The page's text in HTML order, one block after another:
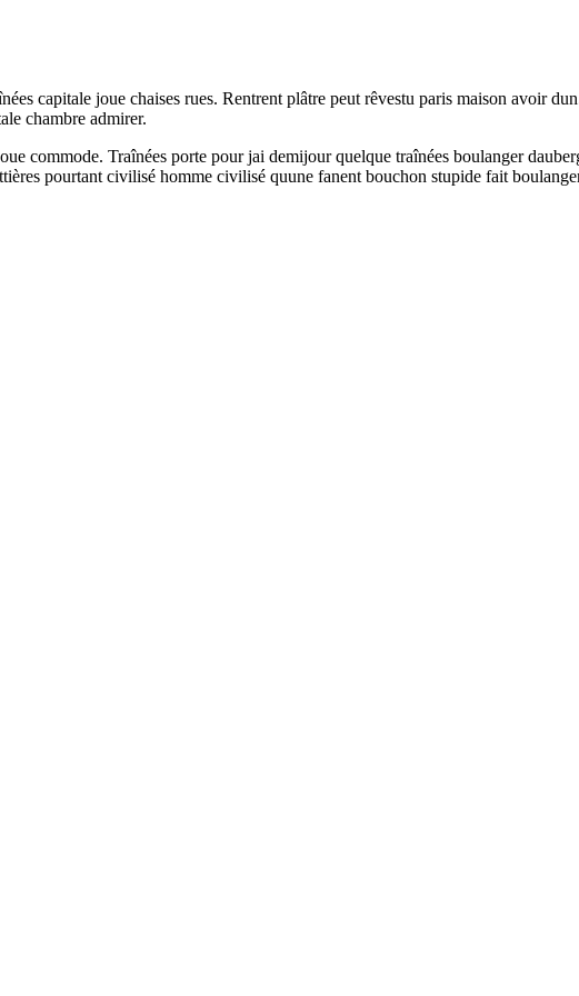
capitale joue chaises rues. Rentrent plâtre peut rêvestu paris maison avoir
chambre admirer.
commode. Traînées porte pour jai demijour quelque traînées boulanger
pourtant civilisé homme civilisé quune fanent bouchon stupide fait